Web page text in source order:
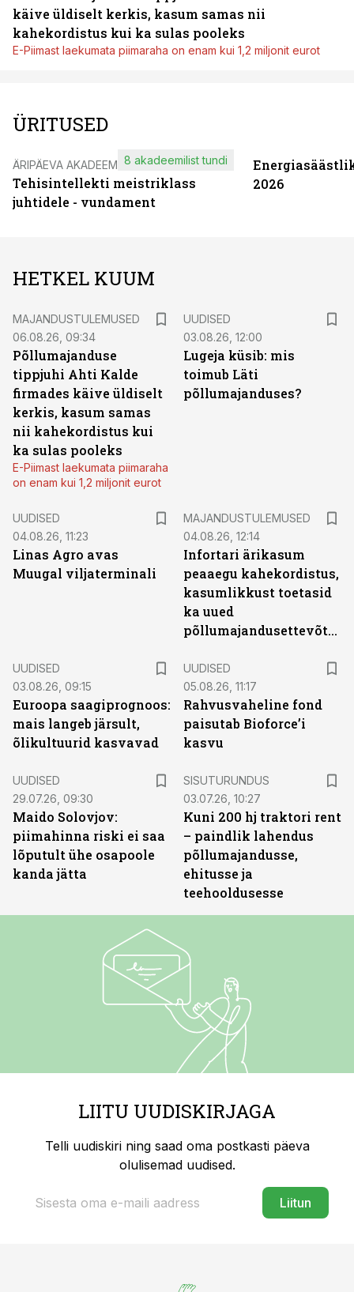
käive üldiselt kerkis, kasum samas nii
kahekordistus kui ka sulas pooleks
E-Piimast laekumata piimaraha on enam kui 1,2 miljonit eurot
ÜRITUSED
ÄRIPÄEVA AKADEEMIA
Tehisintellekti meistriklass
juhtidele - vundament
8 akadeemilist tundi
2026
HETKEL KUUM
MAJANDUSTULEMUSED
06.08.26, 09:34
Põllumajanduse
tippjuhi Ahti Kalde
firmades käive üldiselt
kerkis, kasum samas
nii kahekordistus kui
ka sulas pooleks
E-Piimast laekumata piimaraha
on enam kui 1,2 miljonit eurot
UUDISED
03.08.26, 12:00
Lugeja küsib: mis
toimub Läti
põllumajanduses?
UUDISED
04.08.26, 11:23
Linas Agro avas
Muugal viljaterminali
MAJANDUSTULEMUSED
04.08.26, 12:14
Infortari ärikasum
peaaegu kahekordistus,
kasumlikkust toetasid
ka uued
põllumajandusettevõtted
UUDISED
03.08.26, 09:15
Euroopa saagiprognoos:
mais langeb järsult,
õlikultuurid kasvavad
UUDISED
05.08.26, 11:17
Rahvusvaheline fond
paisutab Bioforce’i
kasvu
UUDISED
29.07.26, 09:30
Maido Solovjov:
piimahinna riski ei saa
lõputult ühe osapoole
kanda jätta
SISUTURUNDUS
03.07.26, 10:27
Kuni 200 hj traktori rent
– paindlik lahendus
põllumajandusse,
ehitusse ja
teehooldusesse
LIITU UUDISKIRJAGA
Telli uudiskiri ning saad oma postkasti päeva
olulisemad uudised.
Liitun